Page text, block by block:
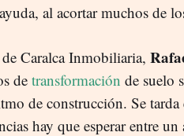
al acortar muchos de
Caralca Inmobiliaria,
detransformación de suelo
de construcción. Se
hay que esperar entre